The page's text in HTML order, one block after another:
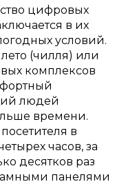
цифровых
в их
условий.
(чилля) или
комплексов
людей
времени.
в
часов, за
десятков раз
панелями